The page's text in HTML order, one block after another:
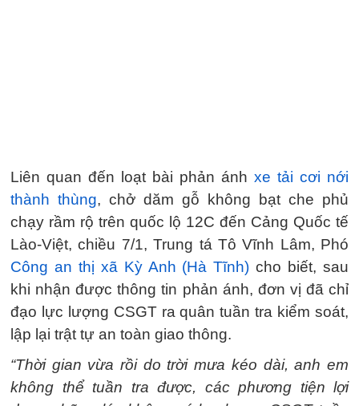
Liên quan đến loạt bài phản ánh xe tải cơi nới
thành thùng, chở dăm gỗ không bạt che phủ
chạy rầm rộ trên quốc lộ 12C đến Cảng Quốc tế
Lào-Việt, chiều 7/1, Trung tá Tô Vĩnh Lâm, Phó
Công an thị xã Kỳ Anh (Hà Tĩnh) cho biết, sau
khi nhận được thông tin phản ánh, đơn vị đã chỉ
đạo lực lượng CSGT ra quân tuần tra kiểm soát,
lập lại trật tự an toàn giao thông.
“Thời gian vừa rồi do trời mưa kéo dài, anh em
không thể tuần tra được, các phương tiện lợi